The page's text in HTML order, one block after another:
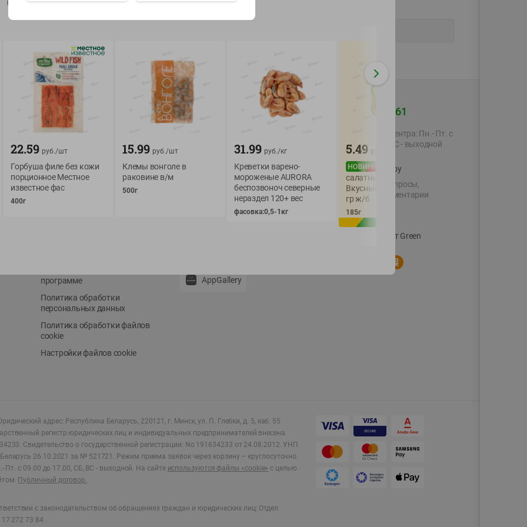
О сервисе
Оплата
Условия доставки
Возврат товара
Оформление заказа
программе
Политика обработки
персональных данных
Политика обработки файлов
cookie
Настройки файлов cookie
Мой Green
Обратная связь
Приложение Green c
доставкой и бонусной картой
AppGallery
+375 44 560-60-61
Время работы Call-центра: Пн.- Пт. с
09.00 до 17.00, СБ, ВС - выходной
shop@green-market.by
Пишите нам свои вопросы,
предложения и комментарии
Вакансии👋
Корпоративный сайт Green
адрес: Республика Беларусь, 220121, г. Минск, ул. П. Глебки, д. 5, каб. 55
регистр юридических лиц и индивидуальных предпринимателей внесена
Свидетельство о государственной регистрации: No 191634233 от 24.08.2012. УНП
26.10.2021 за № 521721. Режим приема заявок через корзину – круглосуточно.
Пт. с 09.00 до 17.00, СБ, ВС - выходной. На сайте используются файлы «cookie» с целью
Публичный договор.
с законодательством об обращениях граждан и юридических лиц: Отдел
272 73 84 .
22.59 руб./шт
Горбуша филе без кожи
порционное Местное
известное фас
400г
15.99 руб./шт
Клемы вонголе в
раковине в/м
500г
31.99 руб./кг
Креветки варено-
мороженые AURORA
беспозвоноч северные
нераздел 120+ вес
фасовка:0,5-1кг
5.49 руб./
Тунец
салатный натуральный
Вкусные Консервы 185
гр ж/б
185г